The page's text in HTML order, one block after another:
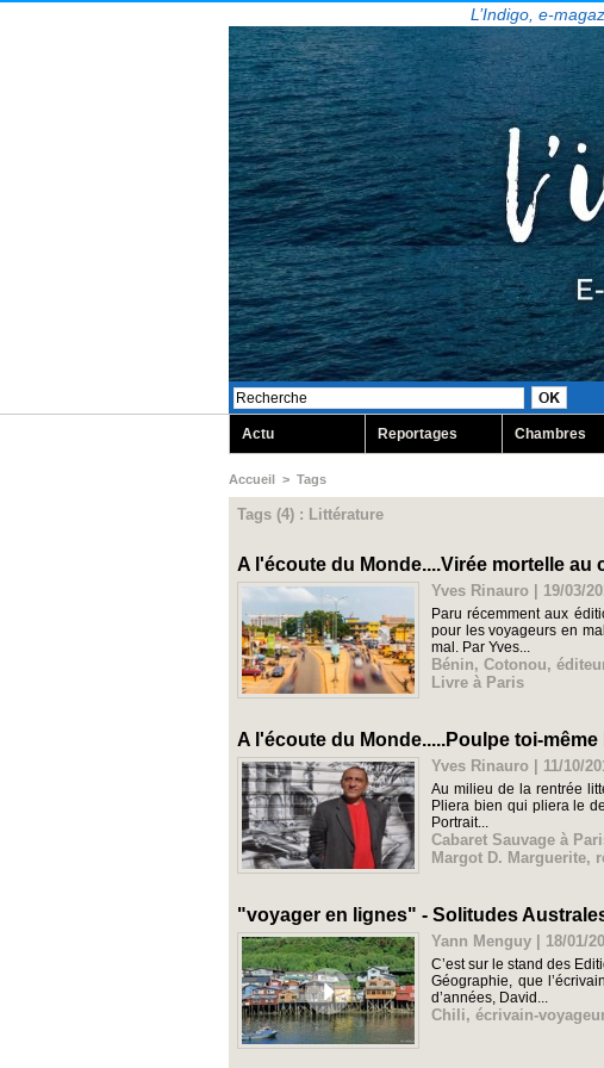
L’Indigo, e-
Actu Reportages Chambres
Accueil > Tags
Tags (4) : Littérature
A l'écoute du Monde....Virée mortelle
Yves Rinauro | 19/03/
Paru récemment aux
pour les voyageurs en
mal. Par Yves...
Bénin, Cotonou,
Livre à Paris
A l'écoute du Monde.....Poulpe toi-même
Yves Rinauro | 11/10/
Au milieu de la rentrée
Pliera bien qui pliera le
Portrait...
Cabaret Sauvage à
Margot D. Marguerite,
"voyager en lignes" - Solitudes
Yann Menguy | 18/01/
C’est sur le stand des
Géographie, que
d’années, David...
Chili, écrivain-voyageur